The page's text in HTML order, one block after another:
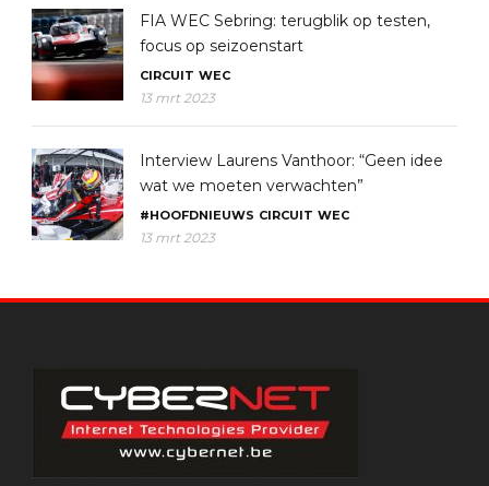
FIA WEC Sebring: terugblik op testen,
focus op seizoenstart
CIRCUIT WEC
13 mrt 2023
Interview Laurens Vanthoor: “Geen idee
wat we moeten verwachten”
#HOOFDNIEUWS CIRCUIT WEC
13 mrt 2023